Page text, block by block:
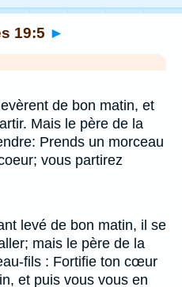
19:5 ►
de bon matin, et
Mais le père de la
Prends un morceau
vous partirez
levé de bon matin, il se
mais le père de la
fils : Fortifie ton cœur
et puis vous vous en